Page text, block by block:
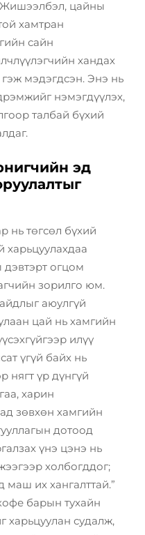
Жишээлбэл, цайны
хамтран
сайн
хандах
мэдэгдсэн. Энэ нь
нэмэгдүүлэх,
талбай бүхий
эд
нь төгсөл бүхий
харьцуулахдаа
дэвтэрт огцом
зорилго юм.
аюулгүй
цай нь хамгийн
илүү
үгүй байх нь
нягт үр дүнгүй
харин
зөвхөн хамгийн
дотоод
үнэ цэнэ нь
холбогддог;
маш их хангалттай.”
барын тухайн
харьцуулан судалж,